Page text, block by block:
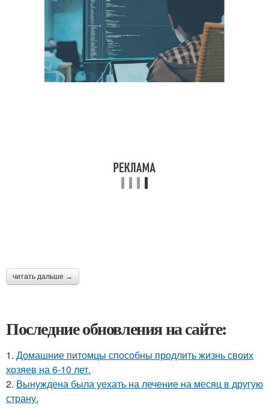
читать дальше →
Последние обновления на сайте:
1. Домашние питомцы способны продлить жизнь своих
хозяев на 6-10 лет.
2. Вынуждена была уехать на лечение на месяц в другую
страну.